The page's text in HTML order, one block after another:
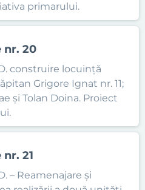
primarului.
nr. 20
construire locuință
Grigore Ignat nr. 11;
și Tolan Doina. Proiect
21
– Reamenajare și